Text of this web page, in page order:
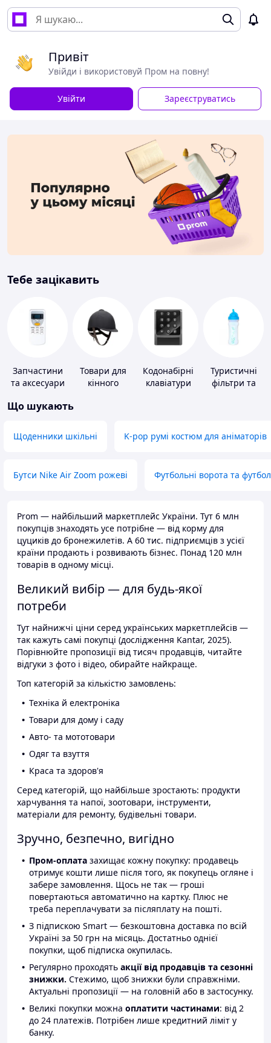
Привіт
Увійди і використовуй Пром на повну!
Увійти Зареєструватись
Тебе зацікавить
Запчастини
та аксесуари
кондиціонерів
Товари для
кінного
Кодонабірні
клавіатури
Туристичні
фільтри та
Що шукають
Щоденники шкільні K-pop румі костюм для аніматорів
Бутси Nike Air Zoom рожеві Футбольні ворота та
Prom — найбільший маркетплейс України. Тут 6 млн
покупців знаходять усе потрібне — від корму для
цуциків до бронежилетів. А 60 тис. підприємців з усієї
країни продають і розвивають бізнес. Понад 120 млн
товарів в одному місці.
Великий вибір — для будь-якої
потреби
Тут найнижчі ціни серед українських маркетплейсів —
так кажуть самі покупці (дослідження Kantar, 2025).
Порівнюйте пропозиції від тисяч продавців, читайте
відгуки з фото і відео, обирайте найкраще.
Топ категорій за кількістю замовлень:
Техніка й електроніка
Товари для дому і саду
Авто- та мототовари
Одяг та взуття
Краса та здоров'я
Серед категорій, що найбільше зростають: продукти
харчування та напої, зоотовари, інструменти,
матеріали для ремонту, будівельні товари.
Зручно, безпечно, вигідно
Пром-оплата захищає кожну покупку: продавець
отримує кошти лише після того, як покупець огляне і
забере замовлення. Щось не так — гроші
повертаються автоматично на картку. Плюс не
треба переплачувати за післяплату на пошті.
З підпискою Smart — безкоштовна доставка по всій
Україні за 50 грн на місяць. Достатньо однієї
покупки, щоб підписка окупилась.
Регулярно проходять акції від продавців та сезонні
знижки. Стежимо, щоб знижки були справжніми.
Актуальні пропозиції — на головній або в застосунку.
Великі покупки можна оплатити частинами: від 2
до 24 платежів. Потрібен лише кредитний ліміт у
банку.